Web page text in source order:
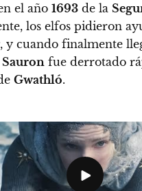
el año 1693 de la
los elfos pidieron
, y cuando finalmente
Sauron fue derrotado
Gwathló.